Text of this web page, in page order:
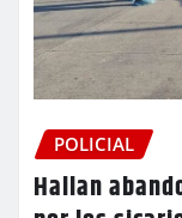
POLICIAL
Hallan